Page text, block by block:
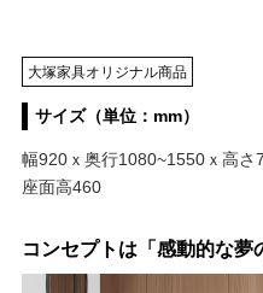
大塚家具オリジナル商品
サイズ（単位：mm）
幅920ｘ奥行1080~1550ｘ高さ
座面高460
コンセプトは「感動的な夢